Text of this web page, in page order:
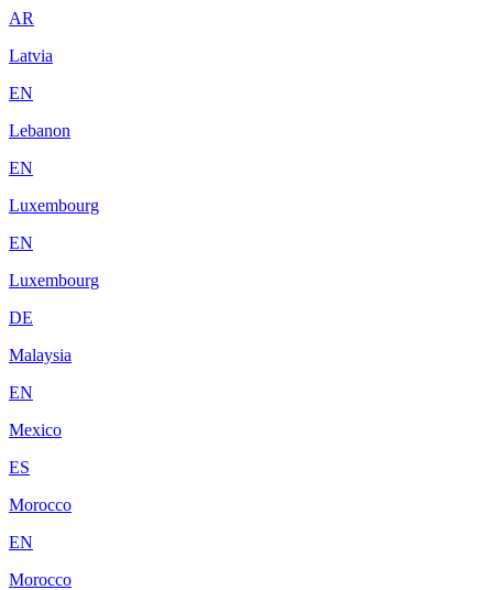
AR
Latvia
EN
Lebanon
EN
Luxembourg
EN
Luxembourg
DE
Malaysia
EN
Mexico
ES
Morocco
EN
Morocco